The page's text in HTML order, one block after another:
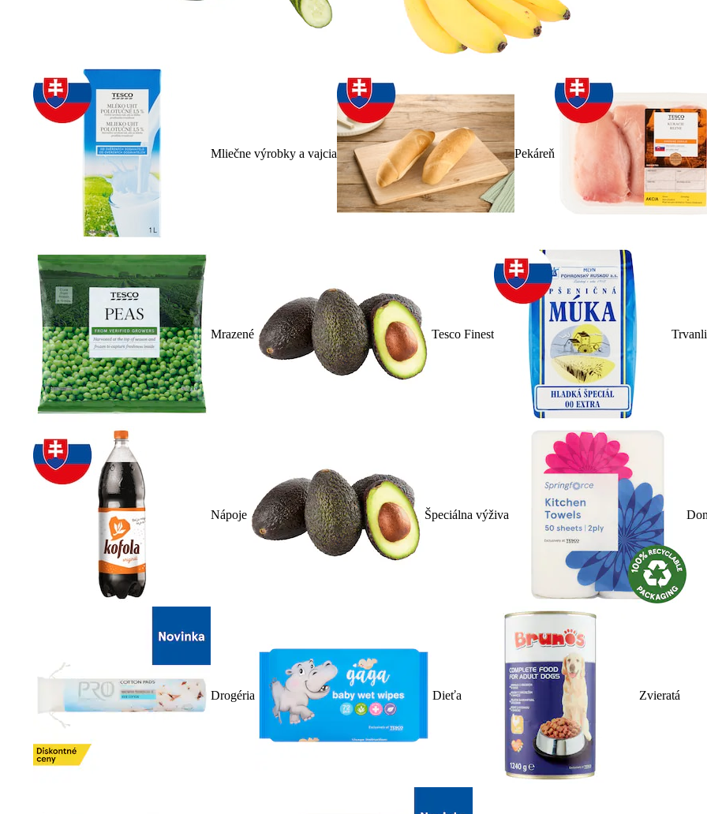
Mliečne výrobky a vajcia Pekáreň
Mrazené Tesco Finest
Nápoje Špeciálna výživa
Drogéria Dieťa Zvieratá